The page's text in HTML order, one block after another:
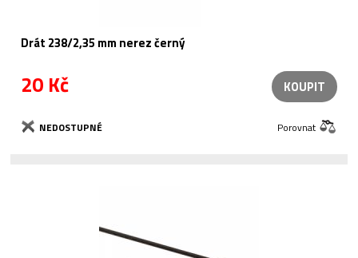
Drát 238/2,35 mm nerez černý
20 Kč KOUPIT
NEDOSTUPNÉ Porovnat